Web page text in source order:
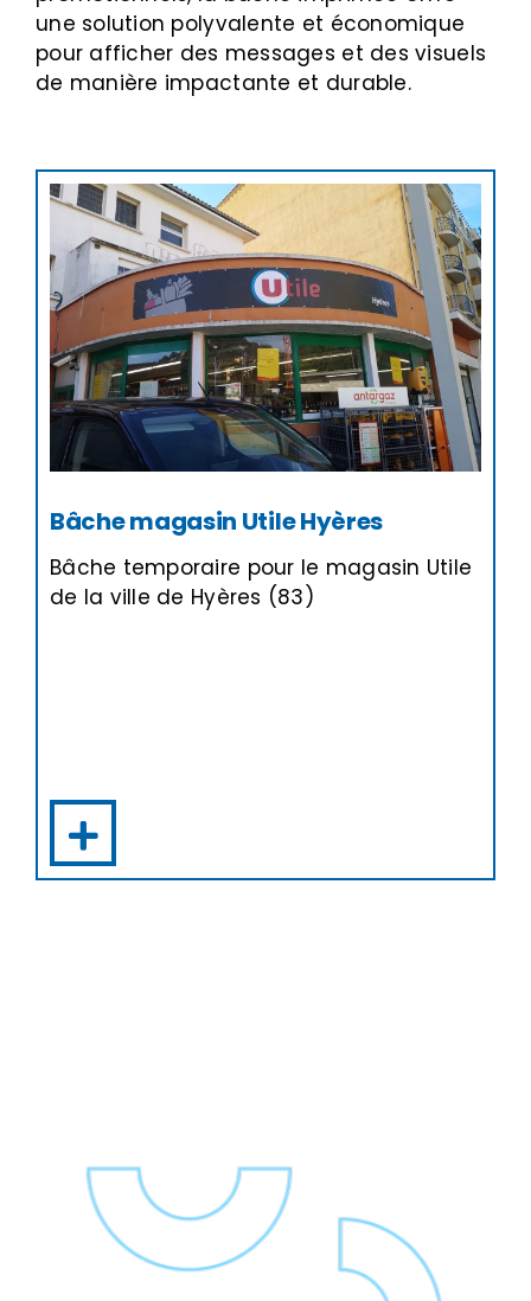
une solution polyvalente et économique
pour afficher des messages et des visuels
de manière impactante et durable.
Bâche magasin Utile Hyères
Bâche temporaire pour le magasin Utile
de la ville de Hyères (83)